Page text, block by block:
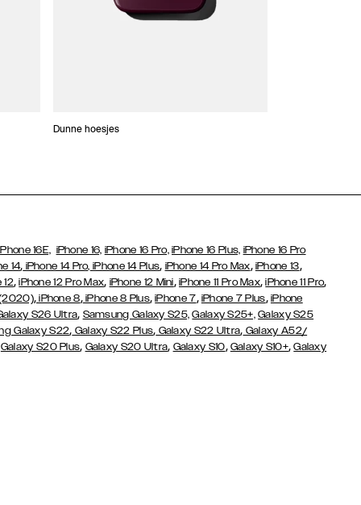
Dunne hoesjes
16E, iPhone 16, iPhone 16 Pro, iPhone 16 Plus, iPhone 16 Pro
14, iPhone 14 Pro, iPhone 14 Plus, iPhone 14 Pro Max, iPhone 13,
12,iPhone 12 Pro Max, iPhone 12 Mini, iPhone 11 Pro Max,iPhone 11 Pro,
,iPhone 8,iPhone 8 Plus,iPhone 7, iPhone 7 Plus, iPhone
S26 Ultra, Samsung Galaxy S25, Galaxy S25+, Galaxy S25
Galaxy S22, Galaxy S22 Plus, Galaxy S22 Ultra, Galaxy A52/
Galaxy S20 Plus, Galaxy S20 Ultra, Galaxy S10, Galaxy S10+,Galaxy